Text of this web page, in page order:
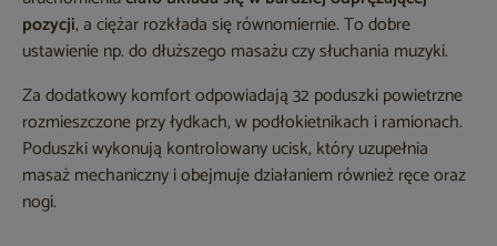
pozycji, a ciężar rozkłada się równomiernie. To dobre
ustawienie np. do dłuższego masażu czy słuchania muzyki.
Za dodatkowy komfort odpowiadają 32 poduszki powietrzne
rozmieszczone przy łydkach, w podłokietnikach i ramionach.
Poduszki wykonują kontrolowany ucisk, który uzupełnia
masaż mechaniczny i obejmuje działaniem również ręce oraz
nogi.